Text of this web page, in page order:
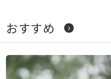
おすすめ